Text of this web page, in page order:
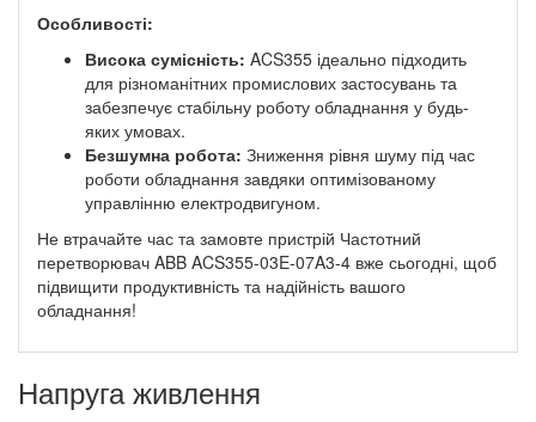
Особливості:
Висока сумісність: ACS355 ідеально підходить
для різноманітних промислових застосувань та
забезпечує стабільну роботу обладнання у будь-
яких умовах.
Безшумна робота: Зниження рівня шуму під час
роботи обладнання завдяки оптимізованому
управлінню електродвигуном.
Не втрачайте час та замовте пристрій Частотний
перетворювач ABB ACS355-03E-07A3-4 вже сьогодні, щоб
підвищити продуктивність та надійність вашого
обладнання!
Напруга живлення